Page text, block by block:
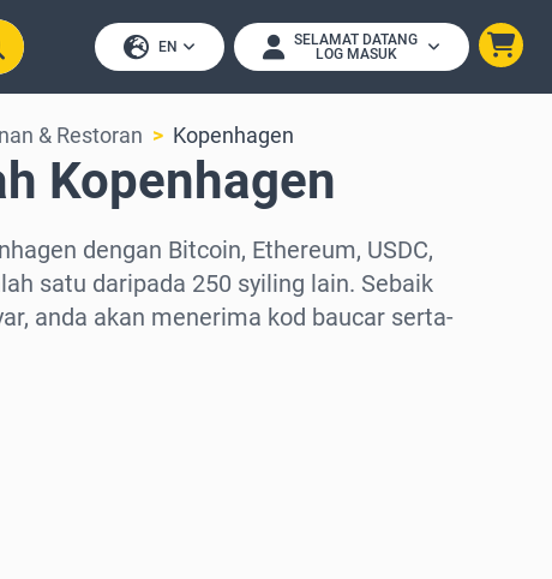
EN
SELAMAT DATANG
LOG MASUK
& Restoran Kopenhagen
Kopenhagen
dengan Bitcoin, Ethereum, USDC,
satu daripada 250 syiling lain. Sebaik
anda akan menerima kod baucar serta-